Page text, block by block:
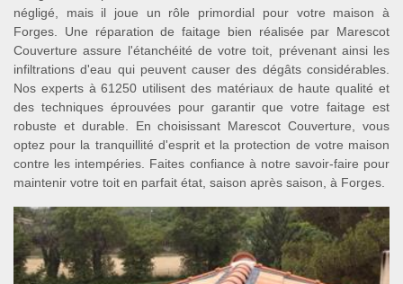
négligé, mais il joue un rôle primordial pour votre maison à
Forges. Une réparation de faitage bien réalisée par Marescot
Couverture assure l'étanchéité de votre toit, prévenant ainsi les
infiltrations d'eau qui peuvent causer des dégâts considérables.
Nos experts à 61250 utilisent des matériaux de haute qualité et
des techniques éprouvées pour garantir que votre faitage est
robuste et durable. En choisissant Marescot Couverture, vous
optez pour la tranquillité d'esprit et la protection de votre maison
contre les intempéries. Faites confiance à notre savoir-faire pour
maintenir votre toit en parfait état, saison après saison, à Forges.